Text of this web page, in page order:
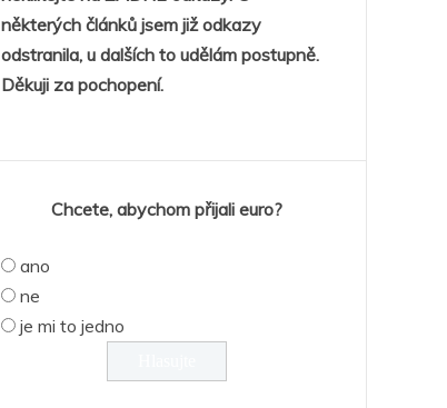
některých článků jsem již odkazy
odstranila, u dalších to udělám postupně.
Děkuji za pochopení.
Chcete, abychom přijali euro?
ano
ne
je mi to jedno